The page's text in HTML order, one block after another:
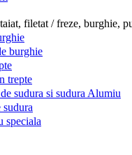
filetat / freze, burghie,
burghie
trepte
sudura si sudura Alumiu
sudura
speciala